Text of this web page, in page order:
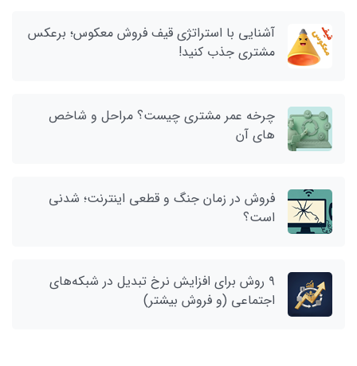
آشنایی با استراتژی قیف فروش معکوس؛ برعکس
مشتری جذب کنید!
چرخه عمر مشتری چیست؟ مراحل و شاخص‌
های آن
فروش در زمان جنگ و قطعی اینترنت؛ شدنی
است؟
۹ روش برای افزایش نرخ تبدیل در شبکه‌های
اجتماعی (و فروش بیشتر)